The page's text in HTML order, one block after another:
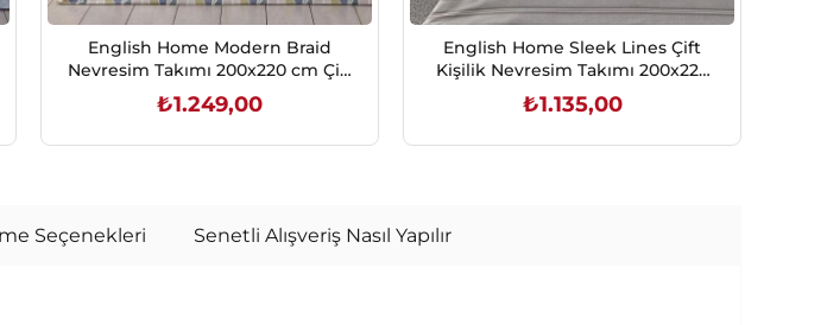
English Home Modern Braid
Nevresim Takımı 200x220 cm Çift
Kişilik
₺1.249,00
English Home Sleek Lines Çift
Kişilik Nevresim Takımı 200x220
cm Gri
₺1.135,00
Seçenekleri Senetli Alışveriş Nasıl Yapılır